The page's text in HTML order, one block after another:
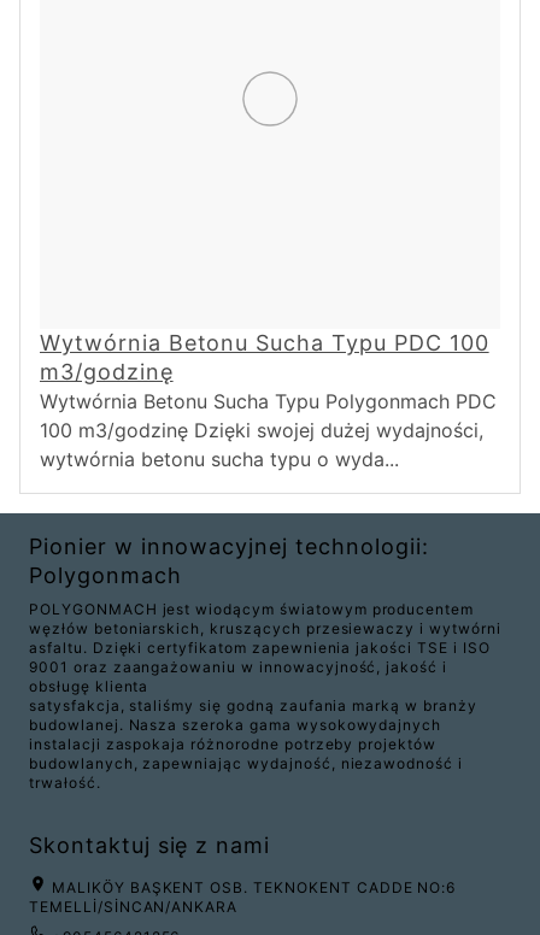
Wytwórnia Betonu Sucha Typu PDC 100
m3/godzinę
Wytwórnia Betonu Sucha Typu Polygonmach PDC
100 m3/godzinę Dzięki swojej dużej wydajności,
wytwórnia betonu sucha typu o wyda...
Pionier w innowacyjnej technologii:
Polygonmach
POLYGONMACH jest wiodącym światowym producentem
węzłów betoniarskich, kruszących przesiewaczy i wytwórni
asfaltu. Dzięki certyfikatom zapewnienia jakości TSE i ISO
9001 oraz zaangażowaniu w innowacyjność, jakość i
obsługę klienta
satysfakcja, staliśmy się godną zaufania marką w branży
budowlanej. Nasza szeroka gama wysokowydajnych
instalacji zaspokaja różnorodne potrzeby projektów
budowlanych, zapewniając wydajność, niezawodność i
trwałość.
Skontaktuj się z nami
MALIKÖY BAŞKENT OSB. TEKNOKENT CADDE NO:6
TEMELLİ/SİNCAN/ANKARA